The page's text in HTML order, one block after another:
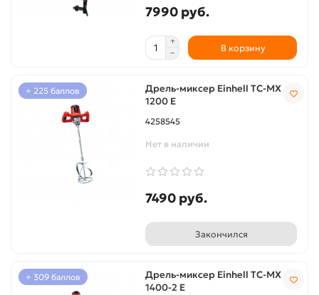
7990 руб.
В корзину
+ 225 баллов
Дрель-миксер Einhell TC-MX
1200 E
4258545
Нет в наличии
7490 руб.
Закончился
+ 309 баллов
Дрель-миксер Einhell TC-MX
1400-2 E